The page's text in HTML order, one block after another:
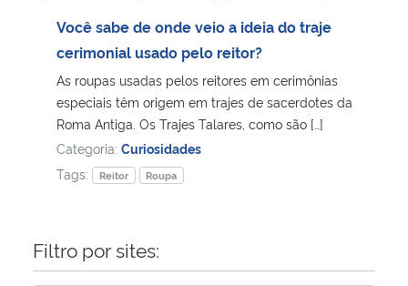
Ministério de Minas e Energia
Ministério da Ciência, Tecnologia, Inovações e Comunicações
Ministério do Meio Ambiente
Você sabe de onde veio a ideia do traje
cerimonial usado pelo reitor?
As roupas usadas pelos reitores em cerimônias
especiais têm origem em trajes de sacerdotes da
Roma Antiga. Os Trajes Talares, como são […]
Categoria: Curiosidades
Tags:
Reitor Roupa
Filtro por sites: